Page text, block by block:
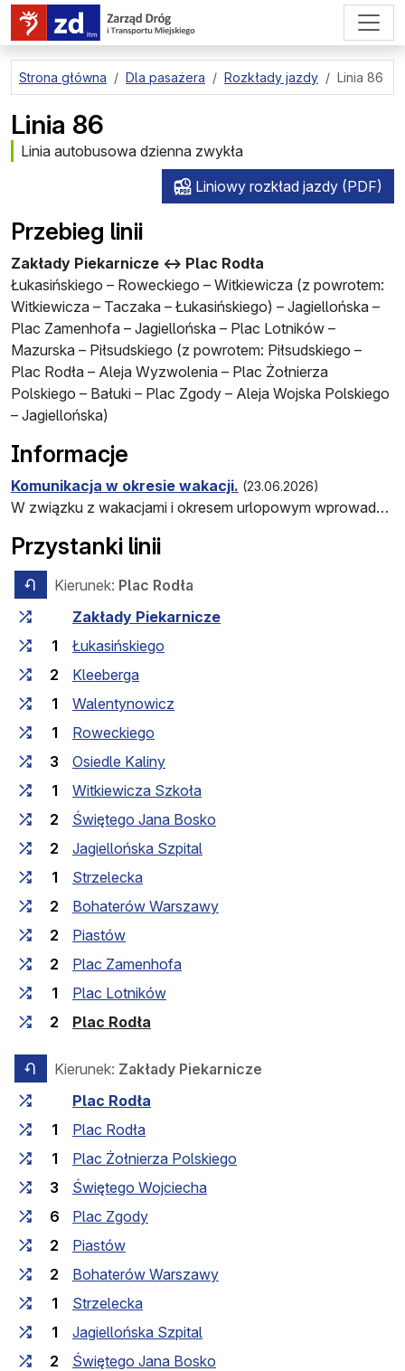
przejdź do treści strony
Strona główna Dla pasażera Rozkłady jazdy Linia 86
Linia 86
Linia autobusowa dzienna zwykła
Liniowy rozkład jazdy (PDF)
Przebieg linii
Zakłady Piekarnicze ↔ Plac Rodła
Łukasińskiego – Roweckiego – Witkiewicza (z powrotem:
Witkiewicza – Taczaka – Łukasińskiego) – Jagiellońska –
Plac Zamenhofa – Jagiellońska – Plac Lotników –
Mazurska – Piłsudskiego (z powrotem: Piłsudskiego –
Plac Rodła – Aleja Wyzwolenia – Plac Żołnierza
Polskiego – Bałuki – Plac Zgody – Aleja Wojska Polskiego
– Jagiellońska)
Informacje
Komunikacja w okresie wakacji. (23.06.2026)
W związku z wakacjami i okresem urlopowym wprowadzone zostaną zmiany w funkcjonowaniu komunikacji miejskiej.
Przystanki linii
przeciwny kierunek
Kierunek: Plac Rodła
Czas przejazdu między przystankami
Zakłady Piekarnicze
1
Łukasińskiego
2
Kleeberga
1
Walentynowicz
1
Roweckiego
3
Osiedle Kaliny
1
Witkiewicza Szkoła
2
Świętego Jana Bosko
2
Jagiellońska Szpital
1
Strzelecka
2
Bohaterów Warszawy
2
Piastów
2
Plac Zamenhofa
1
Plac Lotników
2
Plac Rodła
przeciwny kierunek
Kierunek: Zakłady Piekarnicze
Czas przejazdu między przystankami
Plac Rodła
1
Plac Rodła
1
Plac Żołnierza Polskiego
3
Świętego Wojciecha
6
Plac Zgody
2
Piastów
2
Bohaterów Warszawy
1
Strzelecka
1
Jagiellońska Szpital
2
Świętego Jana Bosko